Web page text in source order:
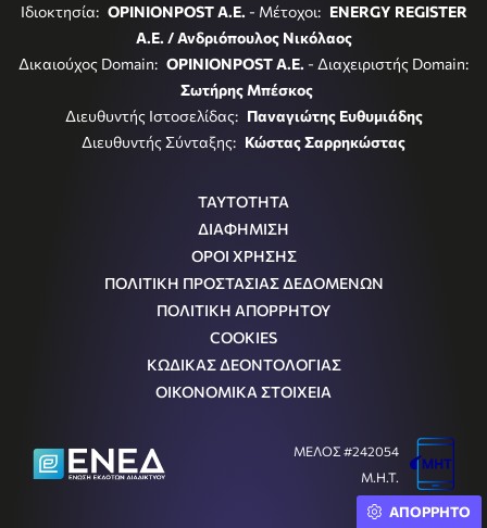
Ιδιοκτησία: OPINIONPOST A.E. - Μέτοχοι: ENERGY REGISTER
Α.Ε. / Ανδριόπουλος Νικόλαος
Δικαιούχος Domain: OPINIONPOST A.E. - Διαχειριστής Domain:
Σωτήρης Μπέσκος
Διευθυντής Ιστοσελίδας: Παναγιώτης Ευθυμιάδης
Διευθυντής Σύνταξης: Κώστας Σαρρηκώστας
ΤΑΥΤΟΤΗΤΑ
ΔΙΑΦΗΜΙΣΗ
ΟΡΟΙ ΧΡΗΣΗΣ
ΠΟΛΙΤΙΚΗ ΠΡΟΣΤΑΣΙΑΣ ΔΕΔΟΜΕΝΩΝ
ΠΟΛΙΤΙΚΗ ΑΠΟΡΡΗΤΟΥ
COOKIES
ΚΩΔΙΚΑΣ ΔΕΟΝΤΟΛΟΓΙΑΣ
ΟΙΚΟΝΟΜΙΚΑ ΣΤΟΙΧΕΙΑ
ΜΕΛΟΣ #242054
Μ.Η.Τ.
ΑΠΟΡΡΗΤΟ